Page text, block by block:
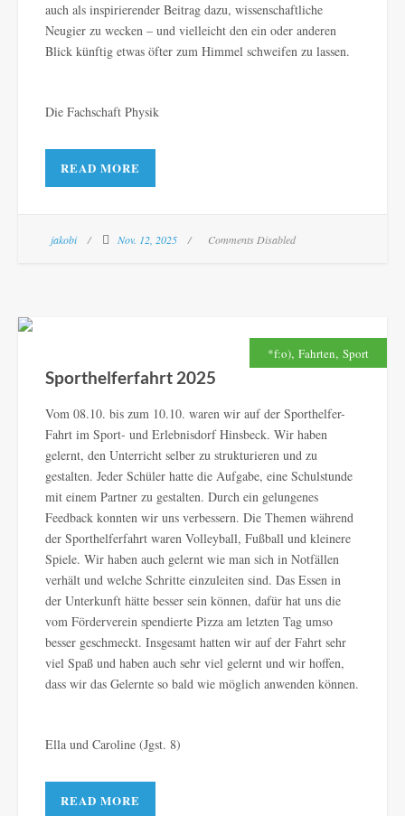
auch als inspirierender Beitrag dazu, wissenschaftliche
Neugier zu wecken – und vielleicht den ein oder anderen
Blick künftig etwas öfter zum Himmel schweifen zu lassen.
Die Fachschaft Physik
READ MORE
jakobi Nov. 12, 2025 Comments Disabled
*f:o), Fahrten, Sport
Sporthelferfahrt 2025
Vom 08.10. bis zum 10.10. waren wir auf der Sporthelfer-
Fahrt im Sport- und Erlebnisdorf Hinsbeck. Wir haben
gelernt, den Unterricht selber zu strukturieren und zu
gestalten. Jeder Schüler hatte die Aufgabe, eine Schulstunde
mit einem Partner zu gestalten. Durch ein gelungenes
Feedback konnten wir uns verbessern. Die Themen während
der Sporthelferfahrt waren Volleyball, Fußball und kleinere
Spiele. Wir haben auch gelernt wie man sich in Notfällen
verhält und welche Schritte einzuleiten sind. Das Essen in
der Unterkunft hätte besser sein können, dafür hat uns die
vom Förderverein spendierte Pizza am letzten Tag umso
besser geschmeckt. Insgesamt hatten wir auf der Fahrt sehr
viel Spaß und haben auch sehr viel gelernt und wir hoffen,
dass wir das Gelernte so bald wie möglich anwenden können.
Ella und Caroline (Jgst. 8)
READ MORE